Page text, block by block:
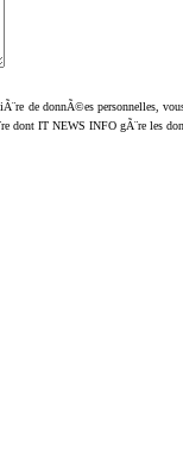
de donnÃ©es personnelles,
dont IT NEWS INFO gÃ¨re les